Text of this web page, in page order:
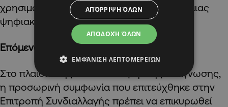
χρησιμοποίησαν τη δική τους εκτύπωση μιας
ψηφιακά εκδοθείσας κάρτας επιβίβασης.
Επόμενα βήματα
Στο πλαίσιο της διαδικασίας τρίτης ανάγνωσης,
η προσωρινή συμφωνία που επιτεύχθηκε στην
Επιτροπή Συνδιαλλαγής πρέπει να επικυρωθεί
ΑΠΟΔΟΧΉ ΌΛΩΝ
ΑΠΌΡΡΙΨΗ ΌΛΩΝ
ΕΜΦΆΝΙΣΗ ΛΕΠΤΟΜΕΡΕΙΏΝ